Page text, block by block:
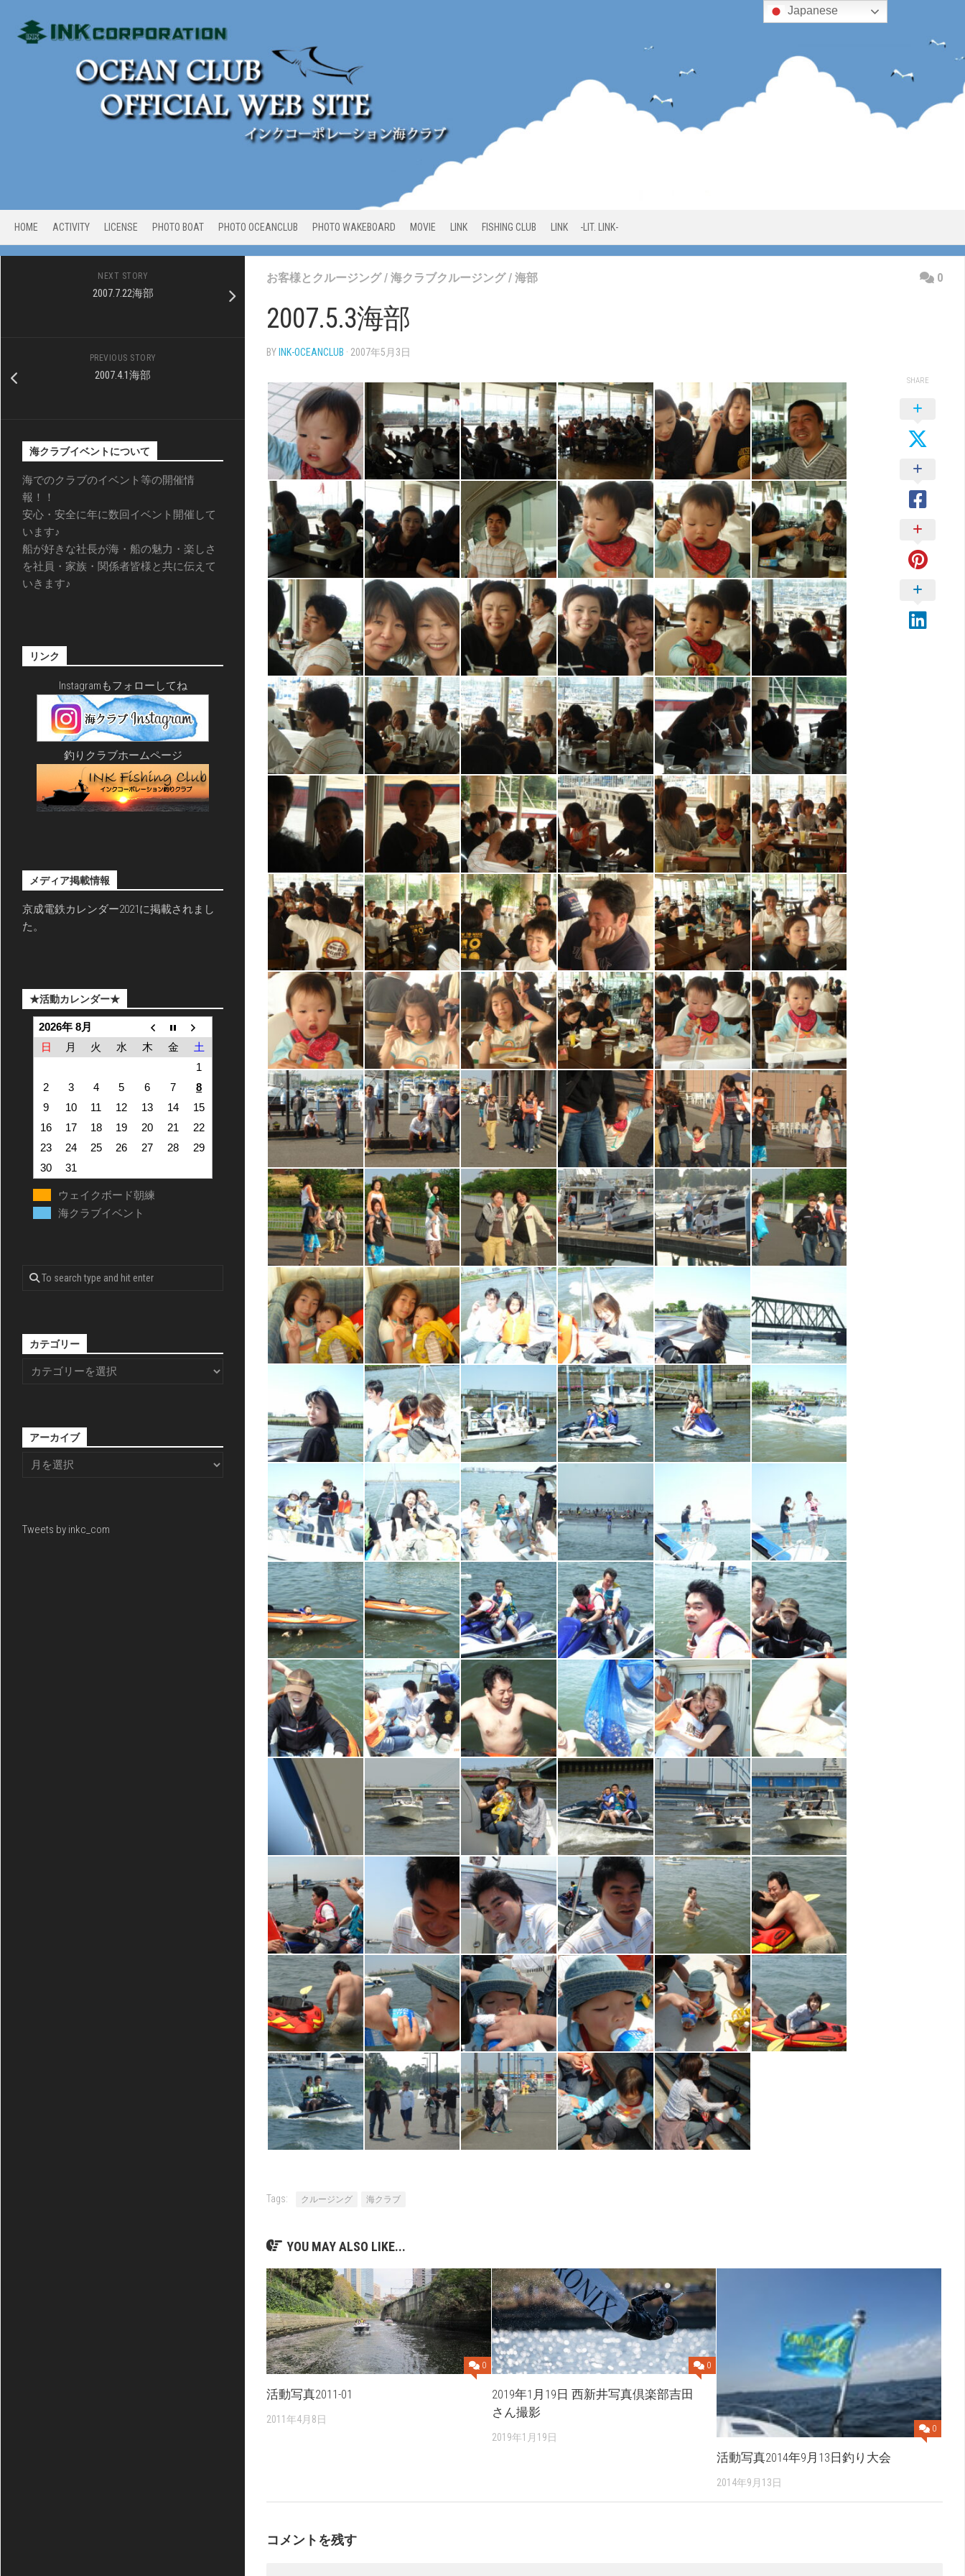
content
HOME ACTIVITY LICENSE PHOTO BOAT PHOTO OCEANCLUB PHOTO WAKEBOARD MOVIE LINK FISHING CLUB LINK -LIT. LINK-
お客様とクルージング / 海クラブクルージング / 海部 0
2007.5.3海部
BY INK-OCEANCLUB · 2007年5月3日
SHARE
Tags: クルージング 海クラブ
YOU MAY ALSO LIKE...
0
活動写真2011-01
2011年4月8日
0
2019年1月19日 西新井写真倶楽部吉田
さん撮影
2019年1月19日
0
活動写真2014年9月13日釣り大会
2014年9月13日
コメントを残す
NEXT STORY
2007.7.22海部
PREVIOUS STORY
2007.4.1海部
海クラブイベントについて
海でのクラブのイベント等の開催情
報！！
安心・安全に年に数回イベント開催して
います♪
船が好きな社長が海・船の魅力・楽しさ
を社員・家族・関係者皆様と共に伝えて
いきます♪
リンク
Instagramもフォローしてね
釣りクラブホームページ
メディア掲載情報
京成電鉄カレンダー2021に掲載されまし
た。
★活動カレンダー★
2026年 8月
日
月 火 水 木 金
土
1
2
3 4 5 6 7
8
9
10 11 12 13 14
15
16
17 18 19 20 21
22
23
24 25 26 27 28
29
30
31
ウェイクボード朝練
海クラブイベント
カテゴリー
アーカイブ
Tweets by inkc_com
Japanese